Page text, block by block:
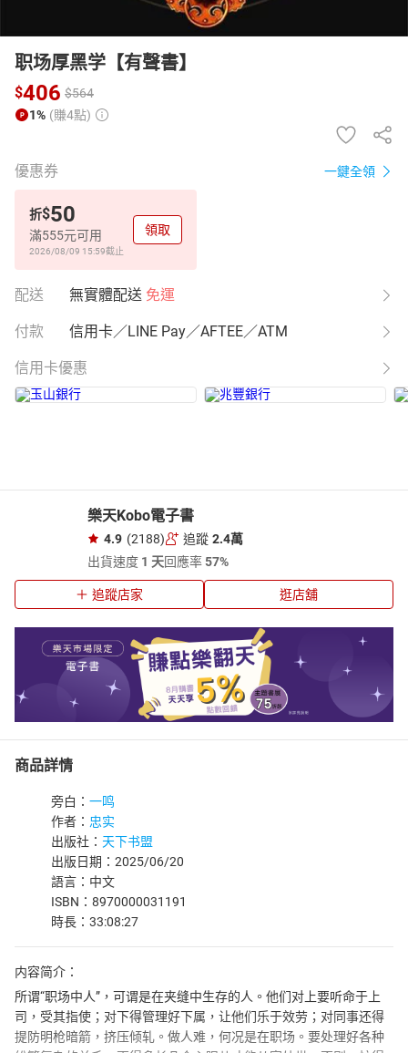
职场厚黑学【有聲書】
$406 $564
1% (賺4點)
優惠券 一鍵全領
折$50
滿555元可用
2026/08/09 15:59截止
領取
配送 無實體配送 免運
付款 信用卡／LINE Pay／AFTEE／ATM
信用卡優惠
樂天Kobo電子書
4.9 (2188) 追蹤 2.4萬
出貨速度 1 天回應率57%
追蹤店家 逛店舖
商品詳情
旁白： 一鸣
作者： 忠实
出版社： 天下书盟
出版日期：2025/06/20
語言：中文
ISBN：8970000031191
時長：33:08:27
内容简介：
所谓“职场中人”，可谓是在夹缝中生存的人。他们对上要听命于上
司，受其指使；对下得管理好下属，让他们乐于效劳；对同事还得
提防明枪暗箭，挤压倾轧。做人难，何况是在职场。要处理好各种